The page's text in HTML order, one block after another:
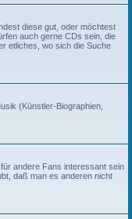
diese gut, oder möchtest
auch gerne CDs sein, die
etliches, wo sich die Suche
(Künstler-Biographien,
andere Fans interessant sein
daß man es anderen nicht